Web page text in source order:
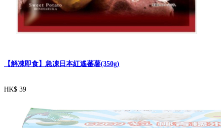
【解凍即食】急凍日本紅遙蕃薯(350g)
HK$ 39